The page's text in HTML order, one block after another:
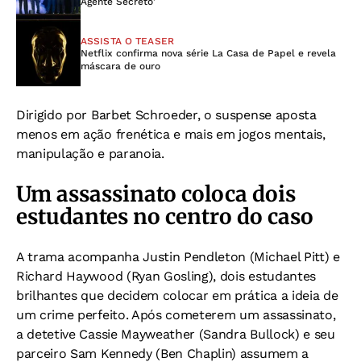
ASSISTA O TEASER
Netflix confirma nova série La Casa de Papel e revela
máscara de ouro
Dirigido por Barbet Schroeder, o suspense aposta
menos em ação frenética e mais em jogos mentais,
manipulação e paranoia.
Um assassinato coloca dois
estudantes no centro do caso
A trama acompanha Justin Pendleton (Michael Pitt) e
Richard Haywood (Ryan Gosling), dois estudantes
brilhantes que decidem colocar em prática a ideia de
um crime perfeito. Após cometerem um assassinato,
a detetive Cassie Mayweather (Sandra Bullock) e seu
parceiro Sam Kennedy (Ben Chaplin) assumem a